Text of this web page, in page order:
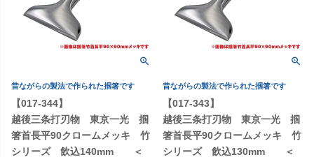
昔ながらの製法で作られた掴箸です
【017-344】
越後三条打刃物 東京一光 掴
箸首長平90クロームメッキ 竹
シリーズ 飲込140mm ＜
昔ながらの製法で作られた掴箸です
【017-343】
越後三条打刃物 東京一光 掴
箸首長平90クロームメッキ 竹
シリーズ 飲込130mm ＜